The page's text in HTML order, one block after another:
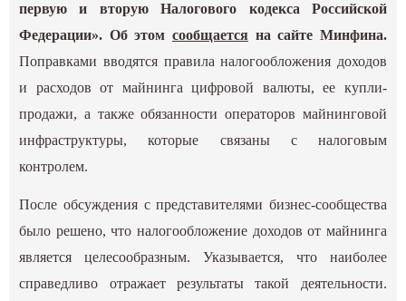
первую и вторую Налогового кодекса Российской
Федерации». Об этом сообщается на сайте Минфина.
Поправками вводятся правила налогообложения доходов
и расходов от майнинга цифровой валюты, ее купли-
продажи, а также обязанности операторов майнинговой
инфраструктуры, которые связаны с налоговым
контролем.
После обсуждения с представителями бизнес-сообщества
было решено, что налогообложение доходов от майнинга
является целесообразным. Указывается, что наиболее
справедливо отражает результаты такой деятельности.